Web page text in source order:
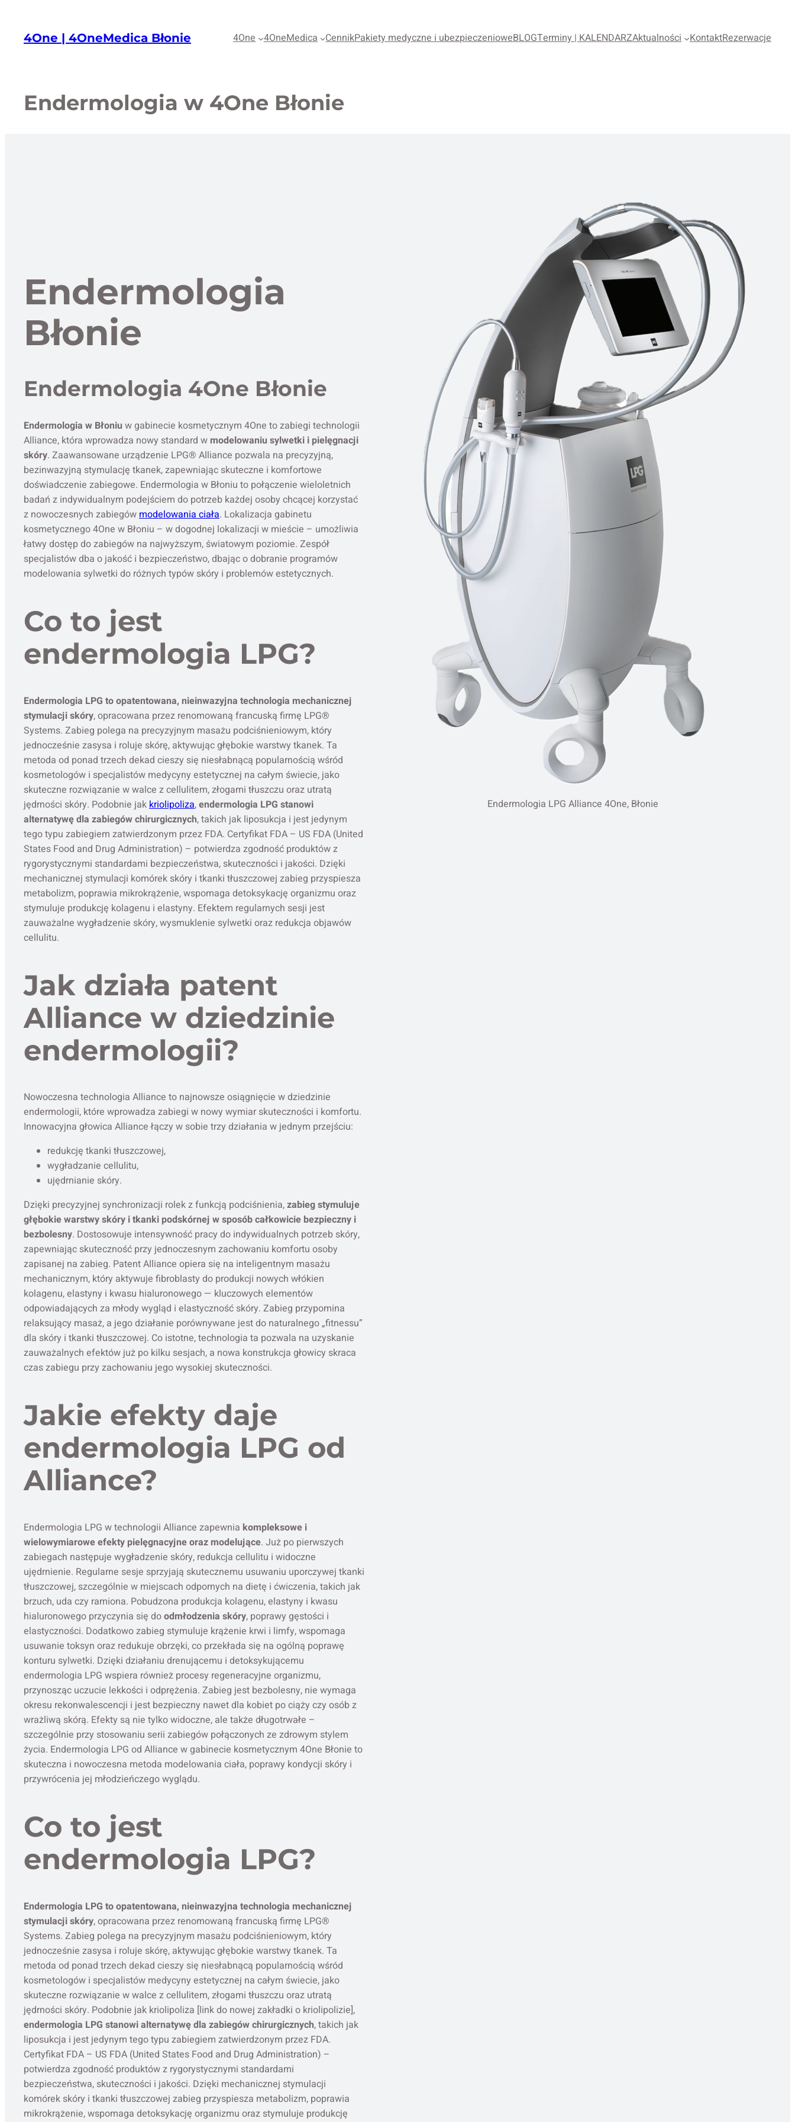
treści4One | 4OneMedica Błonie 4One 4OneMedica CennikPakiety medyczne i ubezpieczenioweBLOGTerminy | KALENDARZAktualności KontaktRezerwacje
Endermologia w 4One Błonie
Endermologia
Błonie
Endermologia 4One Błonie
Endermologia w Błoniu w gabinecie kosmetycznym 4One to zabiegi technologii
Alliance, która wprowadza nowy standard w modelowaniu sylwetki i pielęgnacji
skóry. Zaawansowane urządzenie LPG® Alliance pozwala na precyzyjną,
bezinwazyjną stymulację tkanek, zapewniając skuteczne i komfortowe
doświadczenie zabiegowe. Endermologia w Błoniu to połączenie wieloletnich
badań z indywidualnym podejściem do potrzeb każdej osoby chcącej korzystać
z nowoczesnych zabiegówmodelowania ciała. Lokalizacja gabinetu
kosmetycznego 4One w Błoniu – w dogodnej lokalizacji w mieście – umożliwia
łatwy dostęp do zabiegów na najwyższym, światowym poziomie. Zespół
specjalistów dba o jakość i bezpieczeństwo, dbając o dobranie programów
modelowania sylwetki do różnych typów skóry i problemów estetycznych.
Co to jest
endermologia LPG?
Endermologia LPG to opatentowana, nieinwazyjna technologia mechanicznej
stymulacji skóry, opracowana przez renomowaną francuską firmę LPG®
Systems. Zabieg polega na precyzyjnym masażu podciśnieniowym, który
jednocześnie zasysa i roluje skórę, aktywując głębokie warstwy tkanek. Ta
metoda od ponad trzech dekad cieszy się niesłabnącą popularnością wśród
kosmetologów i specjalistów medycyny estetycznej na całym świecie, jako
skuteczne rozwiązanie w walce z cellulitem, złogami tłuszczu oraz utratą
jędrności skóry. Podobnie jak kriolipoliza,endermologia LPG stanowi
alternatywę dla zabiegów chirurgicznych, takich jak liposukcja i jest jedynym
tego typu zabiegiem zatwierdzonym przez FDA. Certyfikat FDA – US FDA (United
States Food and Drug Administration) – potwierdza zgodność produktów z
rygorystycznymi standardami bezpieczeństwa, skuteczności i jakości. Dzięki
mechanicznej stymulacji komórek skóry i tkanki tłuszczowej zabieg przyspiesza
metabolizm, poprawia mikrokrążenie, wspomaga detoksykację organizmu oraz
stymuluje produkcję kolagenu i elastyny. Efektem regularnych sesji jest
zauważalne wygładzenie skóry, wysmuklenie sylwetki oraz redukcja objawów
cellulitu.
Jak działa patent
Alliance w dziedzinie
endermologii?
Nowoczesna technologia Alliance to najnowsze osiągnięcie w dziedzinie
endermologii, które wprowadza zabiegi w nowy wymiar skuteczności i komfortu.
Innowacyjna głowica Alliance łączy w sobie trzy działania w jednym przejściu:
redukcję tkanki tłuszczowej,
wygładzanie cellulitu,
ujędrnianie skóry.
Dzięki precyzyjnej synchronizacji rolek z funkcją podciśnienia,zabieg stymuluje
głębokie warstwy skóry i tkanki podskórnej w sposób całkowicie bezpieczny i
bezbolesny. Dostosowuje intensywność pracy do indywidualnych potrzeb skóry,
zapewniając skuteczność przy jednoczesnym zachowaniu komfortu osoby
zapisanej na zabieg. Patent Alliance opiera się na inteligentnym masażu
mechanicznym, który aktywuje fibroblasty do produkcji nowych włókien
kolagenu, elastyny i kwasu hialuronowego — kluczowych elementów
odpowiadających za młody wygląd i elastyczność skóry. Zabieg przypomina
relaksujący masaż, a jego działanie porównywane jest do naturalnego „fitnessu”
dla skóry i tkanki tłuszczowej. Co istotne, technologia ta pozwala na uzyskanie
zauważalnych efektów już po kilku sesjach, a nowa konstrukcja głowicy skraca
czas zabiegu przy zachowaniu jego wysokiej skuteczności.
Jakie efekty daje
endermologia LPG od
Alliance?
Endermologia LPG w technologii Alliance zapewnia kompleksowe i
wielowymiarowe efekty pielęgnacyjne oraz modelujące. Już po pierwszych
zabiegach następuje wygładzenie skóry, redukcja cellulitu i widoczne
ujędrnienie. Regularne sesje sprzyjają skutecznemu usuwaniu uporczywej tkanki
tłuszczowej, szczególnie w miejscach odpornych na dietę i ćwiczenia, takich jak
brzuch, uda czy ramiona. Pobudzona produkcja kolagenu, elastyny i kwasu
hialuronowego przyczynia się doodmłodzenia skóry, poprawy gęstości i
elastyczności. Dodatkowo zabieg stymuluje krążenie krwi i limfy, wspomaga
usuwanie toksyn oraz redukuje obrzęki, co przekłada się na ogólną poprawę
konturu sylwetki. Dzięki działaniu drenującemu i detoksykującemu
endermologia LPG wspiera również procesy regeneracyjne organizmu,
przynosząc uczucie lekkości i odprężenia. Zabieg jest bezbolesny, nie wymaga
okresu rekonwalescencji i jest bezpieczny nawet dla kobiet po ciąży czy osób z
wrażliwą skórą. Efekty są nie tylko widoczne, ale także długotrwałe –
szczególnie przy stosowaniu serii zabiegów połączonych ze zdrowym stylem
życia. Endermologia LPG od Alliance w gabinecie kosmetycznym 4One Błonie to
skuteczna i nowoczesna metoda modelowania ciała, poprawy kondycji skóry i
przywrócenia jej młodzieńczego wyglądu.
Co to jest
endermologia LPG?
Endermologia LPG to opatentowana, nieinwazyjna technologia mechanicznej
stymulacji skóry, opracowana przez renomowaną francuską firmę LPG®
Systems. Zabieg polega na precyzyjnym masażu podciśnieniowym, który
jednocześnie zasysa i roluje skórę, aktywując głębokie warstwy tkanek. Ta
metoda od ponad trzech dekad cieszy się niesłabnącą popularnością wśród
kosmetologów i specjalistów medycyny estetycznej na całym świecie, jako
skuteczne rozwiązanie w walce z cellulitem, złogami tłuszczu oraz utratą
jędrności skóry. Podobnie jak kriolipoliza [link do nowej zakładki o kriolipolizie],
endermologia LPG stanowi alternatywę dla zabiegów chirurgicznych, takich jak
liposukcja i jest jedynym tego typu zabiegiem zatwierdzonym przez FDA.
Certyfikat FDA – US FDA (United States Food and Drug Administration) –
potwierdza zgodność produktów z rygorystycznymi standardami
bezpieczeństwa, skuteczności i jakości. Dzięki mechanicznej stymulacji
komórek skóry i tkanki tłuszczowej zabieg przyspiesza metabolizm, poprawia
mikrokrążenie, wspomaga detoksykację organizmu oraz stymuluje produkcję
Endermologia LPG Alliance 4One, Błonie